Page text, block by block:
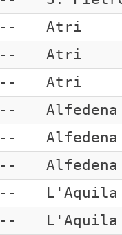
--
Atri
--
Atri
--
Atri
--
Alfedena
--
Alfedena
--
Alfedena
--
--